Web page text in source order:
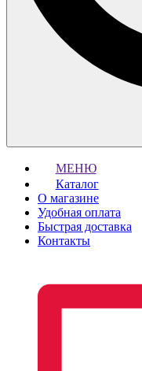
МЕНЮ
Каталог
О магазине
Удобная оплата
Быстрая доставка
Контакты